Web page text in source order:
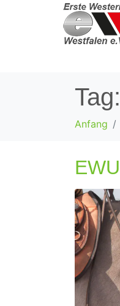
Tag:
Anfang